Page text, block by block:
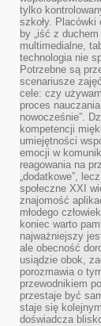
tylko
szkoły.
by „iść z
multimedialne,
technologia nie
Potrzebne są
scenariusze
cele: czy
proces
nowocześnie”.
kompetencji
umiejętności
emocji w
reagowania na
„dodatkowe”,
społeczne XXI
znajomość
młodego
koniec warto
najważniejszy
ale obecność
usiądzie obok,
porozmawia o
przewodnikiem
przestaje być
staje się
doświadcza